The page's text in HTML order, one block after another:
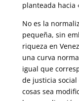
planteada hacia
No es la
pequeña, sin
riqueza en
una curva
igual que
de justicia
cosas sea